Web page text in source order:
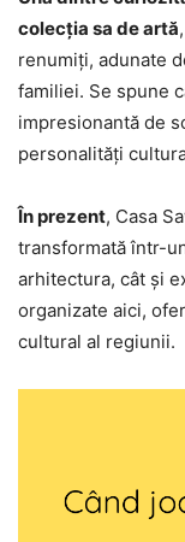
colecția sa de artă
renumiți, adunate
familiei. Se spune
impresionantă de
personalități
În prezent, Casa
transformată într-
arhitectura, cât și
organizate aici,
cultural al regiunii.